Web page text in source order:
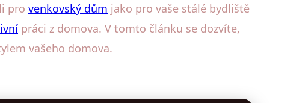
pro venkovský dům jako pro vaše stálé bydliště
práci z domova. V tomto článku se dozvíte,
vašeho domova.